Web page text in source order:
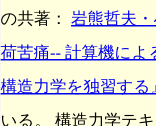
の共著：岩熊哲夫
荷苦痛-- 計算機に
構造力学を独習す
いる。 構造力学テ